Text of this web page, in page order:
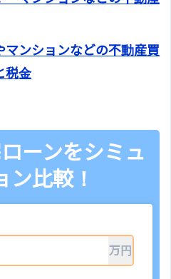
マンションなどの不動産買
税金
ーンをシミュ
ン比較！
万円